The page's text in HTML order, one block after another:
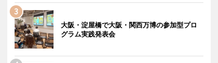
大阪・淀屋橋で大阪・関西万博の参加型プロ
グラム実践発表会